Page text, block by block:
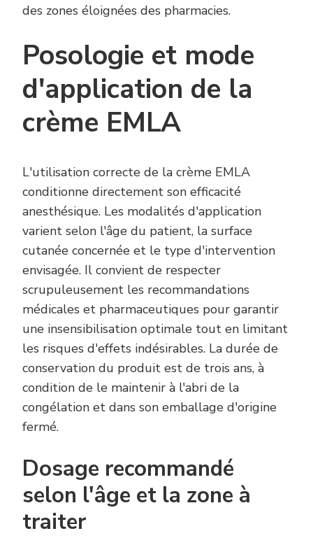
des zones éloignées des pharmacies.
Posologie et mode
d'application de la
crème EMLA
L'utilisation correcte de la crème EMLA
conditionne directement son efficacité
anesthésique. Les modalités d'application
varient selon l'âge du patient, la surface
cutanée concernée et le type d'intervention
envisagée. Il convient de respecter
scrupuleusement les recommandations
médicales et pharmaceutiques pour garantir
une insensibilisation optimale tout en limitant
les risques d'effets indésirables. La durée de
conservation du produit est de trois ans, à
condition de le maintenir à l'abri de la
congélation et dans son emballage d'origine
fermé.
Dosage recommandé
selon l'âge et la zone à
traiter